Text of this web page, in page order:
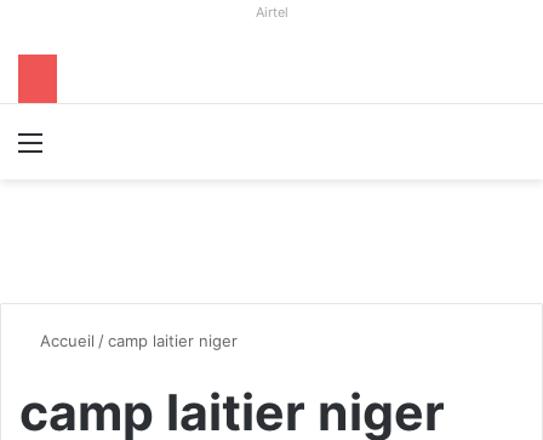
Airtel
Accueil /camp laitier niger
camp laitier niger